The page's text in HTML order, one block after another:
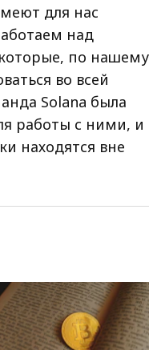
для нас
над
по нашему
во всей
Solana была
работы с ними, и
находятся вне